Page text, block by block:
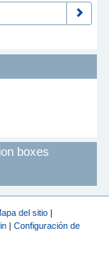
boxes
del sitio |
| Configuración de